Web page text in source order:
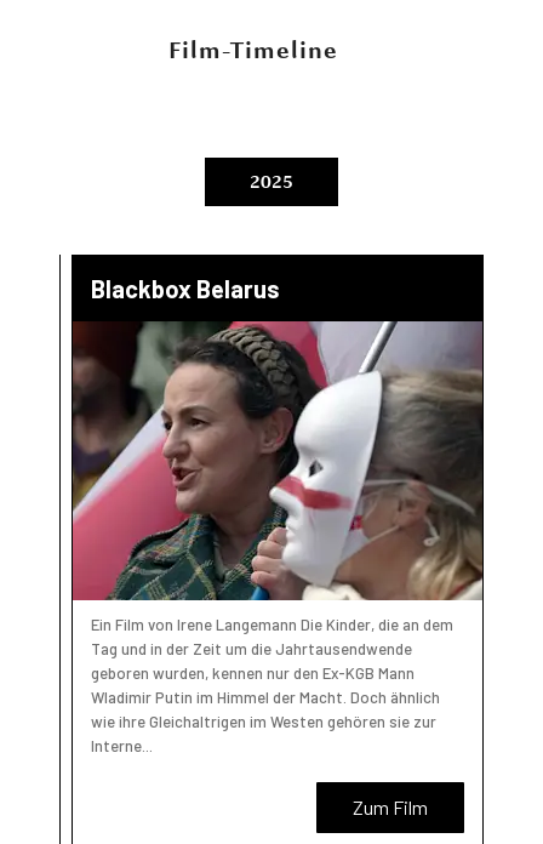
Film-Timeline
2025
Blackbox Belarus
Ein Film von Irene Langemann Die Kinder, die an dem
Tag und in der Zeit um die Jahrtausendwende
geboren wurden, kennen nur den Ex-KGB Mann
Wladimir Putin im Himmel der Macht. Doch ähnlich
wie ihre Gleichaltrigen im Westen gehören sie zur
Interne...
Zum Film